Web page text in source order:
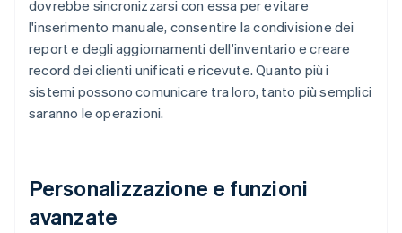
dovrebbe sincronizzarsi con essa per evitare
l'inserimento manuale, consentire la condivisione dei
report e degli aggiornamenti dell'inventario e creare
record dei clienti unificati e ricevute. Quanto più i
sistemi possono comunicare tra loro, tanto più semplici
saranno le operazioni.
Personalizzazione e funzioni
avanzate